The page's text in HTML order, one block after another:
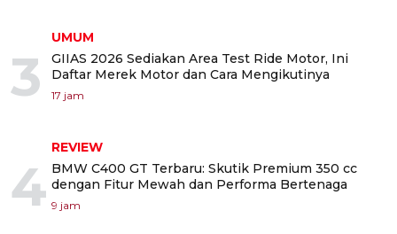
3
UMUM
GIIAS 2026 Sediakan Area Test Ride Motor, Ini
Daftar Merek Motor dan Cara Mengikutinya
17 jam
4
REVIEW
BMW C400 GT Terbaru: Skutik Premium 350 cc
dengan Fitur Mewah dan Performa Bertenaga
9 jam